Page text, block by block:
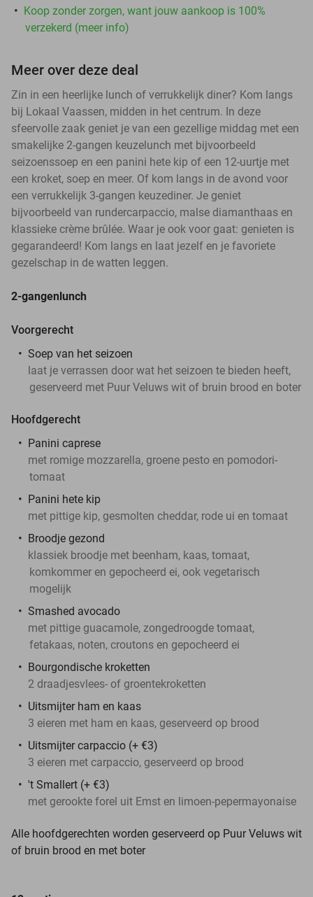
Koop zonder zorgen, want jouw aankoop is 100%
verzekerd (meer info)
Meer over deze deal
Zin in een heerlijke lunch of verrukkelijk diner? Kom langs
bij Lokaal Vaassen, midden in het centrum. In deze
sfeervolle zaak geniet je van een gezellige middag met een
smakelijke 2-gangen keuzelunch met bijvoorbeeld
seizoenssoep en een panini hete kip of een 12-uurtje met
een kroket, soep en meer. Of kom langs in de avond voor
een verrukkelijk 3-gangen keuzediner. Je geniet
bijvoorbeeld van rundercarpaccio, malse diamanthaas en
klassieke crème brûlée. Waar je ook voor gaat: genieten is
gegarandeerd! Kom langs en laat jezelf en je favoriete
gezelschap in de watten leggen.
2-gangenlunch
Voorgerecht
Soep van het seizoen
laat je verrassen door wat het seizoen te bieden heeft,
geserveerd met Puur Veluws wit of bruin brood en boter
Hoofdgerecht
Panini caprese
met romige mozzarella, groene pesto en pomodori-
tomaat
Panini hete kip
met pittige kip, gesmolten cheddar, rode ui en tomaat
Broodje gezond
klassiek broodje met beenham, kaas, tomaat,
komkommer en gepocheerd ei, ook vegetarisch
mogelijk
Smashed avocado
met pittige guacamole, zongedroogde tomaat,
fetakaas, noten, croutons en gepocheerd ei
Bourgondische kroketten
2 draadjesvlees- of groentekroketten
Uitsmijter ham en kaas
3 eieren met ham en kaas, geserveerd op brood
Uitsmijter carpaccio (+ €3)
3 eieren met carpaccio, geserveerd op brood
't Smallert (+ €3)
met gerookte forel uit Emst en limoen-pepermayonaise
Alle hoofdgerechten worden geserveerd op Puur Veluws wit
of bruin brood en met boter